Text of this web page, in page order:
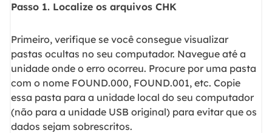
Passo 1. Localize os arquivos CHK
Primeiro, verifique se você consegue visualizar
pastas ocultas no seu computador. Navegue até a
unidade onde o erro ocorreu. Procure por uma pasta
com o nome FOUND.000, FOUND.001, etc. Copie
essa pasta para a unidade local do seu computador
(não para a unidade USB original) para evitar que os
dados sejam sobrescritos.